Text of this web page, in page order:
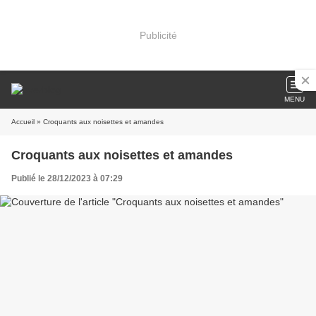
Publicité
MENU
Accueil » Croquants aux noisettes et amandes
Croquants aux noisettes et amandes
Publié le 28/12/2023 à 07:29